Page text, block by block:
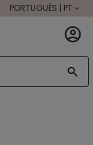
PORTUGUÊS | PT